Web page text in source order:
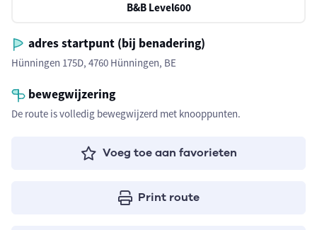
B&B Level600
adres startpunt (bij benadering)
Hünningen 175D, 4760 Hünningen, BE
bewegwijzering
De route is volledig bewegwijzerd met knooppunten.
Voeg toe aan favorieten
Print route